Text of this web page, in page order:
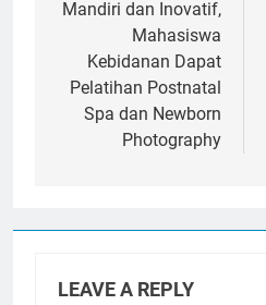
Mandiri dan Inovatif,
Mahasiswa
Kebidanan Dapat
Pelatihan Postnatal
Spa dan Newborn
Photography
LEAVE A REPLY